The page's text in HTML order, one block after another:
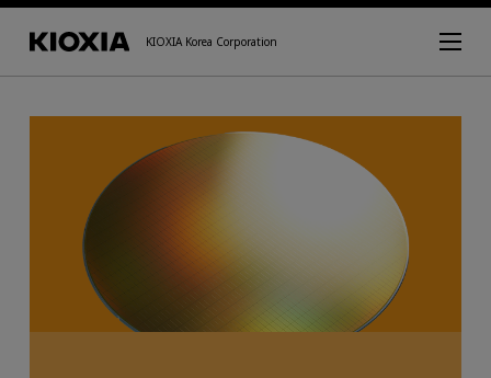
KIOXIA Korea Corporation